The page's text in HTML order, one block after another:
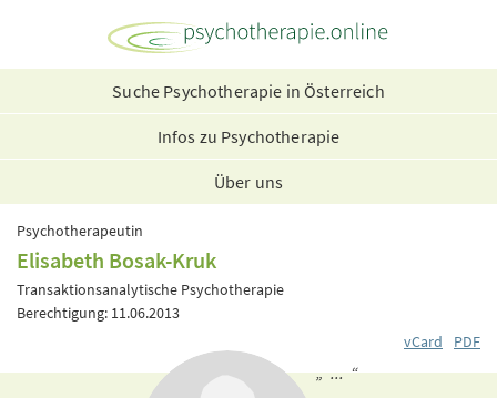
Suche Psychotherapie in Österreich
Infos zu Psychotherapie
Über uns
Psychotherapeutin
Elisabeth Bosak-Kruk
Transaktionsanalytische Psychotherapie
Berechtigung: 11.06.2013
vCard
PDF
„ ... “